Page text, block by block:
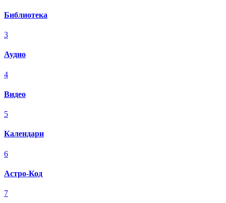
Библиотека
3
Аудио
4
Видео
5
Календари
6
Астро-Код
7